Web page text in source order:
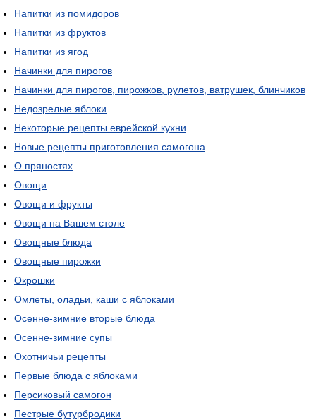
Напитки из помидоров
Напитки из фруктов
Напитки из ягод
Начинки для пирогов
Начинки для пирогов, пирожков, рулетов, ватрушек, блинчиков
Недозрелые яблоки
Некоторые рецепты еврейской кухни
Новые рецепты приготовления самогона
О пряностях
Овощи
Овощи и фрукты
Овощи на Вашем столе
Овощные блюда
Овощные пирожки
Окрошки
Омлеты, оладьи, каши с яблоками
Осенне-зимние вторые блюда
Осенне-зимние супы
Охотничьи рецепты
Первые блюда с яблоками
Персиковый самогон
Пестрые бутурбродики